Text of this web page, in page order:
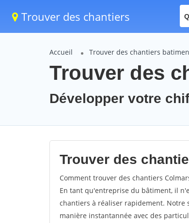
Trouver des chantiers
Accueil Trouver des chantiers
Trouver des
Développer votre
Trouver des
Comment trouver des chantiers
En tant qu'entreprise du bâtiment, il
chantiers à réaliser rapidement. Notre
manière instantannée avec des